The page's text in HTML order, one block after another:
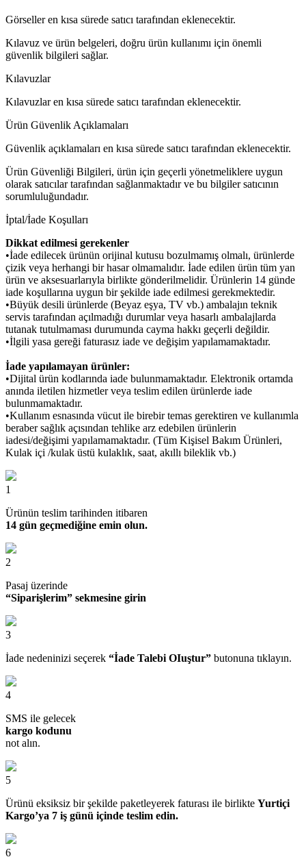
Görseller en kısa sürede satıcı tarafından eklenecektir.
Kılavuz ve ürün belgeleri, doğru ürün kullanımı için önemli
güvenlik bilgileri sağlar.
Kılavuzlar
Kılavuzlar en kısa sürede satıcı tarafından eklenecektir.
Ürün Güvenlik Açıklamaları
Güvenlik açıklamaları en kısa sürede satıcı tarafından eklenecektir.
Ürün Güvenliği Bilgileri, ürün için geçerli yönetmeliklere uygun
olarak satıcılar tarafından sağlanmaktadır ve bu bilgiler satıcının
sorumluluğundadır.
İptal/İade Koşulları
Dikkat edilmesi gerekenler
•İade edilecek ürünün orijinal kutusu bozulmamış olmalı, ürünlerde
çizik veya herhangi bir hasar olmamalıdır. İade edilen ürün tüm yan
ürün ve aksesuarlarıyla birlikte gönderilmelidir. Ürünlerin 14 günde
iade koşullarına uygun bir şekilde iade edilmesi gerekmektedir.
•Büyük desili ürünlerde (Beyaz eşya, TV vb.) ambalajın teknik
servis tarafından açılmadığı durumlar veya hasarlı ambalajlarda
tutanak tutulmaması durumunda cayma hakkı geçerli değildir.
•İlgili yasa gereği faturasız iade ve değişim yapılamamaktadır.
İade yapılamayan ürünler:
•Dijital ürün kodlarında iade bulunmamaktadır. Elektronik ortamda
anında iletilen hizmetler veya teslim edilen ürünlerde iade
bulunmamaktadır.
•Kullanım esnasında vücut ile birebir temas gerektiren ve kullanımla
beraber sağlık açısından tehlike arz edebilen ürünlerin
iadesi/değişimi yapılamamaktadır. (Tüm Kişisel Bakım Ürünleri,
Kulak içi /kulak üstü kulaklık, saat, akıllı bileklik vb.)
1
Ürünün teslim tarihinden itibaren
14 gün geçmediğine emin olun.
2
Pasaj üzerinde
“Siparişlerim” sekmesine girin
3
İade nedeninizi seçerek “İade Talebi OIuştur” butonuna tıklayın.
4
SMS ile gelecek
kargo kodunu
not alın.
5
Ürünü eksiksiz bir şekilde paketleyerek faturası ile birlikte Yurtiçi
Kargo’ya 7 iş günü içinde teslim edin.
6